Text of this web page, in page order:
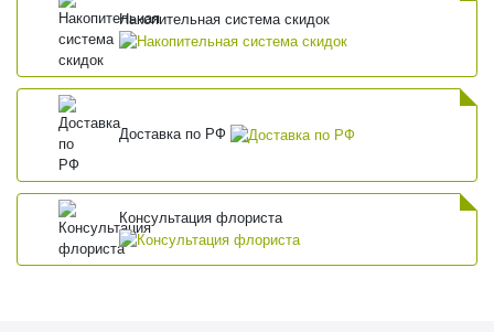
Накопительная система скидок
Доставка по РФ
Консультация флориста